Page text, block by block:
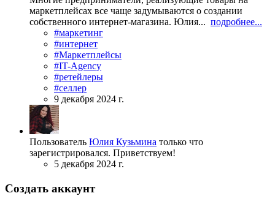
маркетплейсах все чаще задумываются о создании
собственного интернет-магазина. Юлия... подробнее...
#маркетинг
#интернет
#Маркетплейсы
#IT-Agency
#ретейлеры
#селлер
9 декабря 2024 г.
Пользователь Юлия Кузьмина только что
зарегистрировался. Приветствуем!
5 декабря 2024 г.
Создать аккаунт